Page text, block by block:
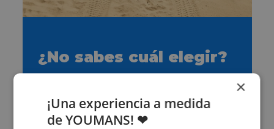
¿No sabes cuál elegir?
¡Contáctanos ya!
×
¡Una experiencia a medida
de YOUMANS! ❤